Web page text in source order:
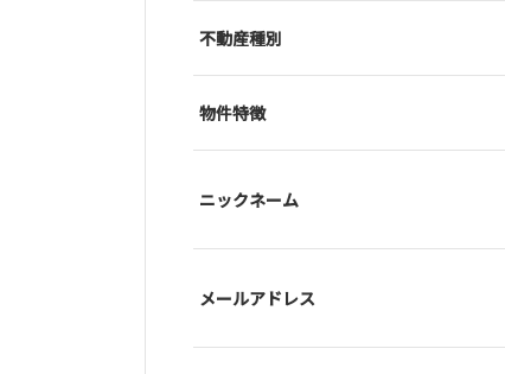
不動産種別
物件特徴
ニックネーム
メールアドレス